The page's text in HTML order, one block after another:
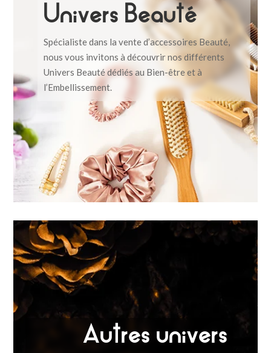
Univers Beauté
Spécialiste dans la vente d’accessoires Beauté,
nous vous invitons à découvrir nos différents
Univers Beauté dédiés au Bien-être et à
l’Embellissement.
Autres univers